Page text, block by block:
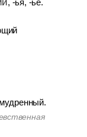
, -ья, -ье.